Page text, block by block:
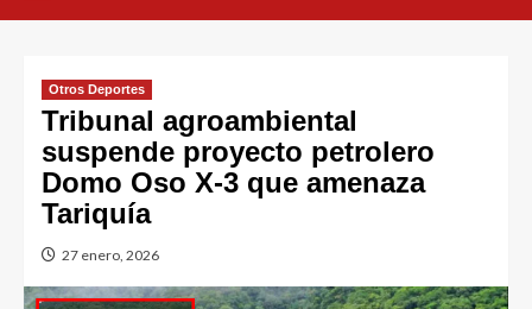
Otros Deportes
Tribunal agroambiental
suspende proyecto petrolero
Domo Oso X-3 que amenaza
Tariquía
27 enero, 2026